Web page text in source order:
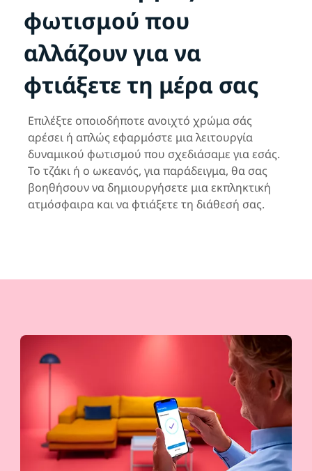
φωτισμού που
αλλάζουν για να
φτιάξετε τη μέρα σας
Επιλέξτε οποιοδήποτε ανοιχτό χρώμα σάς
αρέσει ή απλώς εφαρμόστε μια λειτουργία
δυναμικού φωτισμού που σχεδιάσαμε για εσάς.
Το τζάκι ή ο ωκεανός, για παράδειγμα, θα σας
βοηθήσουν να δημιουργήσετε μια εκπληκτική
ατμόσφαιρα και να φτιάξετε τη διάθεσή σας.